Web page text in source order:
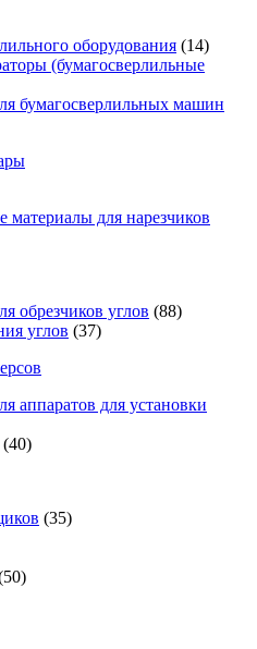
оборудования (14)
(бумагосверлильные
бумагосверлильных машин
материалы для нарезчиков
обрезчиков углов (88)
углов (37)
аппаратов для установки
(40)
(35)